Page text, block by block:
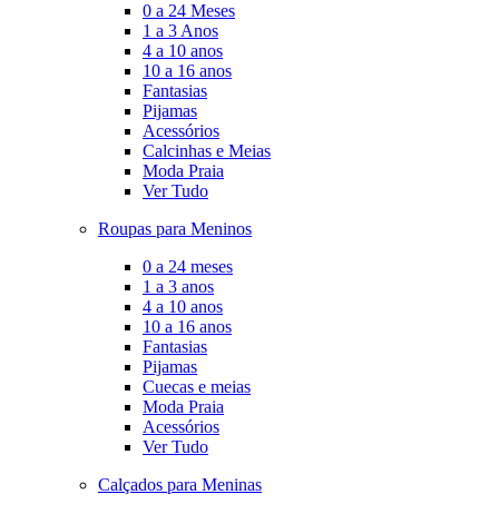
0 a 24 Meses
1 a 3 Anos
4 a 10 anos
10 a 16 anos
Fantasias
Pijamas
Acessórios
Calcinhas e Meias
Moda Praia
Ver Tudo
Roupas para Meninos
0 a 24 meses
1 a 3 anos
4 a 10 anos
10 a 16 anos
Fantasias
Pijamas
Cuecas e meias
Moda Praia
Acessórios
Ver Tudo
Calçados para Meninas